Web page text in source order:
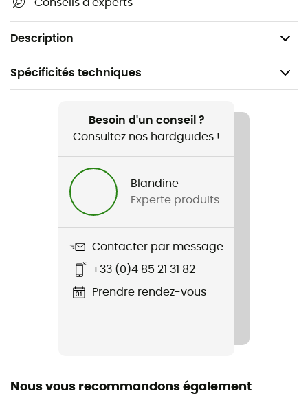
Conseils d'experts
Description
prolonger la durée de vie de vos contenants.
Composition Poils en acier inoxydable 304, nylon
Spécificités techniques
Randonnée / Trail / Trekking
Homme / Femme
Nom du produit
Flask/Flex Bottle Cleaning Kit
Besoin d'un conseil ?
Consultez nos hardguides !
Blandine
Experte produits
Contacter par message
+33 (0)4 85 21 31 82
Prendre rendez-vous
Nous vous recommandons également